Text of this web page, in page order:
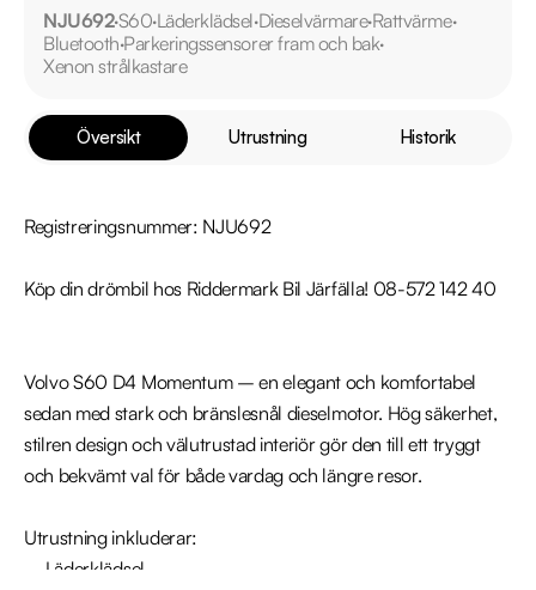
NJU692S60Läderklädsel DieselvärmareRattvärme
Bluetooth Parkeringssensorer fram och bak
Xenon strålkastare
Översikt Utrustning Historik
Registreringsnummer: NJU692
Köp din drömbil hos Riddermark Bil Järfälla! 08-572 142 40
Volvo S60 D4 Momentum – en elegant och komfortabel
sedan med stark och bränslesnål dieselmotor. Hög säkerhet,
stilren design och välutrustad interiör gör den till ett tryggt
och bekvämt val för både vardag och längre resor.
Utrustning inkluderar: